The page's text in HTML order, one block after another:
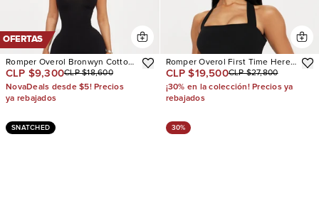
OFERTAS
Romper Overol Bronwyn Cotton
Halter
CLP $9,300CLP $18,600
NovaDeals desde $5! Precios
ya rebajados
Romper Overol First Time Here
Crepe Skort
CLP $19,500CLP $27,800
¡30% en la colección! Precios ya
rebajados
SNATCHED 30%